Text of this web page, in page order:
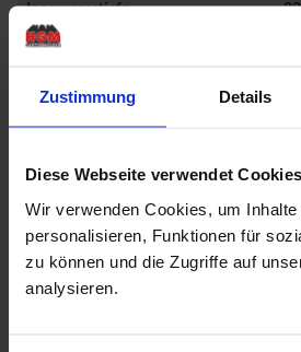
Zustimmung Details
Diese Webseite verwendet Cookies
Wir verwenden Cookies, um
personalisieren, Funktionen für
zu können und die Zugriffe auf
analysieren.
Innenmasstiefe
Seitenwandhöhe
Vordach
Nutzfläche
Rauminhalt
Dachtyp